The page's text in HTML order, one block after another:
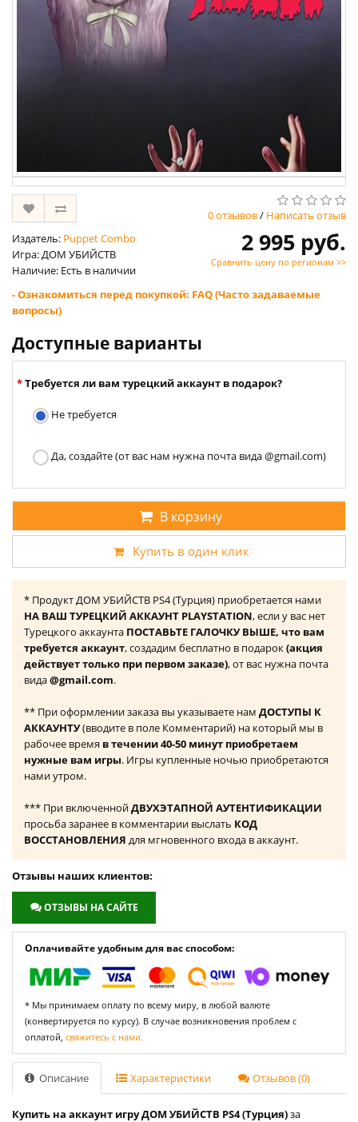
0 отзывов/ Написать отзыв
Издатель: Puppet Combo
Игра: ДОМ УБИЙСТВ
Наличие: Есть в наличии
2 995 руб.
Сравнить цену по регионам >>
- Ознакомиться перед покупкой: FAQ (Часто задаваемые
вопросы)
Доступные варианты
Требуется ли вам турецкий аккаунт в подарок?
Не требуется
Да, создайте (от вас нам нужна почта вида @gmail.com)
В корзину
Купить в один клик
* Продукт ДОМ УБИЙСТВ PS4 (Турция) приобретается нами
НА ВАШ ТУРЕЦКИЙ АККАУНТ PLAYSTATION, если у вас нет
Турецкого аккаунта ПОСТАВЬТЕ ГАЛОЧКУ ВЫШЕ, что вам
требуется аккаунт, создадим бесплатно в подарок(акция
действует только при первом заказе), от вас нужна почта
вида@gmail.com.
** При оформлении заказа вы указываете нам ДОСТУПЫ К
АККАУНТУ(вводите в поле Комментарий) на который мы в
рабочее время в течении 40-50 минут приобретаем
нужные вам игры. Игры купленные ночью приобретаются
нами утром.
*** При включеннойДВУХЭТАПНОЙ АУТЕНТИФИКАЦИИ
просьба заранее в комментарии выслать КОД
ВОССТАНОВЛЕНИЯ для мгновенного входа в аккаунт.
Отзывы наших клиентов:
ОТЗЫВЫ НА САЙТЕ
Оплачивайте удобным для вас способом:
* Мы принимаем оплату по всему миру, в любой валюте
(конвертируется по курсу). В случае возникновения проблем с
оплатой, свяжитесь с нами.
Описание Характеристики Отзывов (0)
Купить на аккаунт игру ДОМ УБИЙСТВ PS4 (Турция)за